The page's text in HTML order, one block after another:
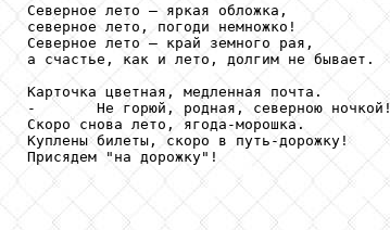
Северное лето – яркая обложка,
северное лето, погоди немножко!
Северное лето – край земного рая,
а счастье, как и лето, долгим не бывает.
Карточка цветная, медленная почта.
-       Не горюй, родная, северною ночкой!
Скоро снова лето, ягода-морошка.
Куплены билеты, скоро в путь-дорожку!
Присядем "на дорожку"!